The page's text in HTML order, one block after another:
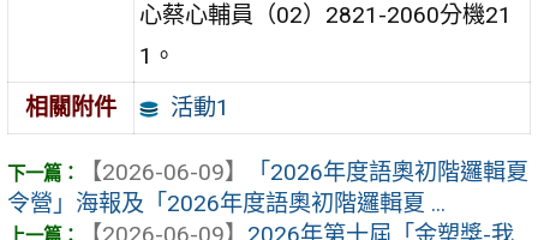
心蔡心輔員（02）2821-2060分機21
1。
相關附件
活動1
【2026-06-09】
「2026年度語奧初階邏輯夏
令營」海報及「2026年度語奧初階邏輯夏 ...